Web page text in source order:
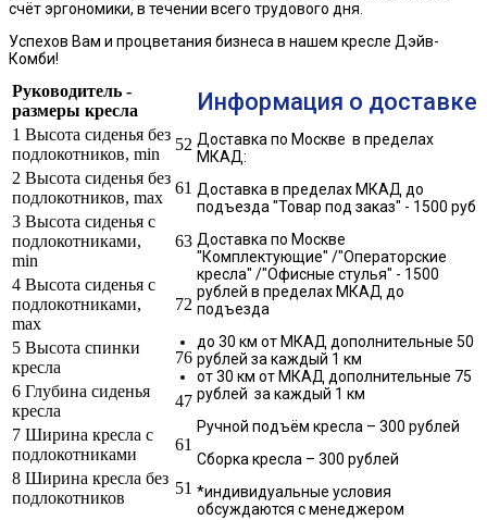
счёт эргономики, в течении всего трудового дня.
Успехов Вам и процветания бизнеса в нашем кресле Дэйв-
Комби!
Руководитель -
размеры кресла
1 Высота сиденья без
подлокотников, min
52
2 Высота сиденья без
подлокотников, max
61
3 Высота сиденья с
подлокотниками,
min
63
4 Высота сиденья с
подлокотниками,
max
72
5 Высота спинки
кресла
76
6 Глубина сиденья
кресла
47
7 Ширина кресла с
подлокотниками
61
8 Ширина кресла без
подлокотников
51
Информация о доставке
Доставка по Москве в пределах
МКАД:
Доставка в пределах МКАД до
подъезда "Товар под заказ" - 1500 руб
Доставка по Москве
"Комплектующие" /"Операторские
кресла" /"Офисные стулья" - 1500
рублей в пределах МКАД до
подъезда
до 30 км от МКАД дополнительные 50
рублей за каждый 1 км
от 30 км от МКАД дополнительные 75
рублей за каждый 1 км
Ручной подъём кресла – 300 рублей
Сборка кресла – 300 рублей
*индивидуальные условия
обсуждаются с менеджером